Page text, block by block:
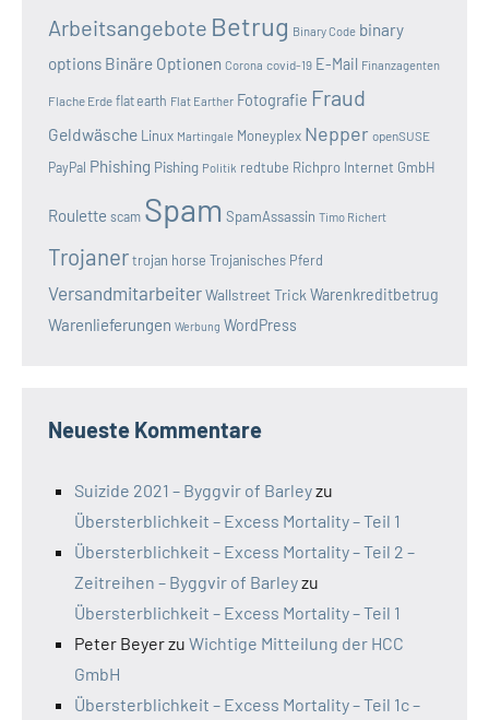
Arbeitsangebote Betrug Binary Code binary
options Binäre Optionen Corona covid-19 E-Mail Finanzagenten
Flache Erde flat earth Flat Earther Fotografie Fraud
Geldwäsche Linux Martingale Moneyplex Nepper openSUSE
PayPal Phishing Pishing Politik redtube Richpro Internet GmbH
Roulette scam Spam SpamAssassin Timo Richert
Trojanertrojan horse Trojanisches Pferd
VersandmitarbeiterWallstreet Trick Warenkreditbetrug
Warenlieferungen Werbung WordPress
Neueste Kommentare
Suizide 2021 – Byggvir of Barleyzu
Übersterblichkeit – Excess Mortality – Teil 1
Übersterblichkeit – Excess Mortality – Teil 2 –
Zeitreihen – Byggvir of Barleyzu
Übersterblichkeit – Excess Mortality – Teil 1
Peter Beyerzu Wichtige Mitteilung der HCC
GmbH
Übersterblichkeit – Excess Mortality – Teil 1c –